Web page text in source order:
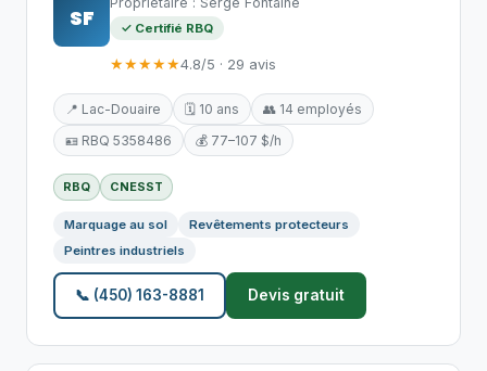
SF ✓ Certifié RBQ
★★★★★4.8/5 · 29 avis
📍 Lac-Douaire 🗓️ 10 ans
👥 14 employés
🪪 RBQ 5358486
💰 77–107 $/h
RBQ CNESST
Marquage au sol
Revêtements protecteurs
Peintres industriels
📞 (450) 163-8881 Devis gratuit